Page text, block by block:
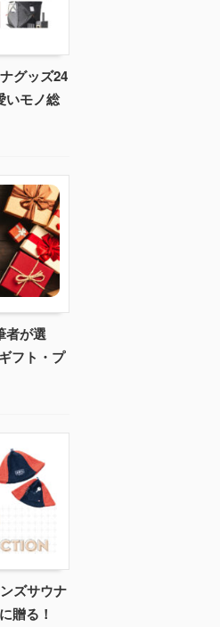
グッズ24
いモノ総
者が選
フト・プ
ズサウナ
贈る！